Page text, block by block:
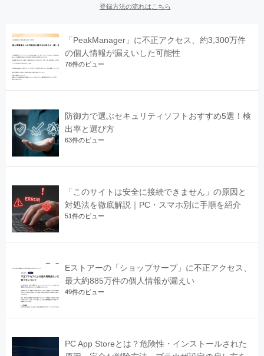
登録方法の流れはこちら
「PeakManager」に不正アクセス、約3,300万件
の個人情報が漏えいした可能性
78件のビュー
防御力で選ぶセキュリティソフトおすすめ5選！検
出率と選び方
63件のビュー
「このサイトは安全に接続できません」の原因と
対処法を徹底解説｜PC・スマホ別に手順を紹介
51件のビュー
Eストアーの「ショップサーブ」に不正アクセス、
最大約885万件の個人情報が漏えい
49件のビュー
PC App Storeとは？危険性・インストールされた